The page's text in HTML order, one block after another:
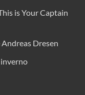
is Your Captain
Dresen
inverno